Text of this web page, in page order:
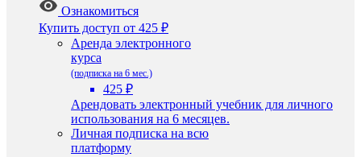
Ознакомиться
Купить доступ от 425 ₽
Аренда электронного
курса
(подписка на 6 мес.)
425 ₽
Арендовать электронный учебник для личного
использования на 6 месяцев.
Личная подписка на всю
платформу